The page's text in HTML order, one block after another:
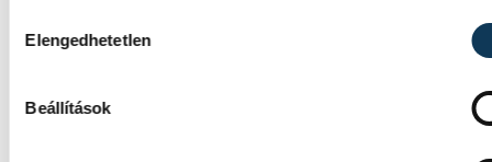
Elengedhetetlen
Beállítások
RK Celje ellen, az est azonban Gasper
búcsúja miatt marad örökre emlékezetes.
magára a bakonyiak 24-es mezét, amelyet